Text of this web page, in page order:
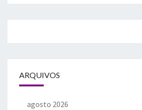
ARQUIVOS
agosto 2026